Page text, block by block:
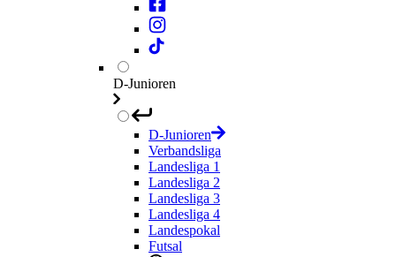
D-Junioren
D-Junioren
Verbandsliga
Landesliga 1
Landesliga 2
Landesliga 3
Landesliga 4
Landespokal
Futsal